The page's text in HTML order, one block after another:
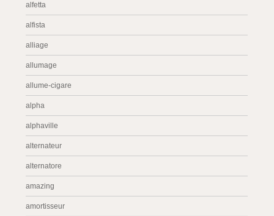
alfetta
alfista
alliage
allumage
allume-cigare
alpha
alphaville
alternateur
alternatore
amazing
amortisseur